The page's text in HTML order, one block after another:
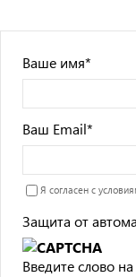
Ваше имя*
Ваш Email*
Я согласен с
Защита от
Введите слово